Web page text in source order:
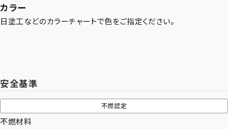
カラー
日塗工などのカラーチャートで色をご指定ください。
安全基準
不燃認定
不燃材料
まずは相談からでも、お気軽にお問い合
東京支社
関西営業所